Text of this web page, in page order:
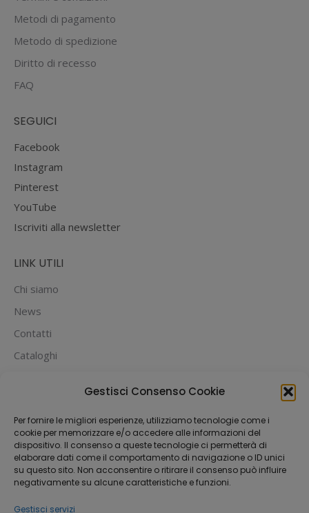
Gestisci Consenso Cookie
Per fornire le migliori esperienze, utilizziamo tecnologie come i
cookie per memorizzare e/o accedere alle informazioni del
dispositivo. Il consenso a queste tecnologie ci permetterà di
elaborare dati come il comportamento di navigazione o ID unici
su questo sito. Non acconsentire o ritirare il consenso può influire
negativamente su alcune caratteristiche e funzioni.
Gestisci servizi
Metodi di pagamento
Metodo di spedizione
Diritto di recesso
FAQ
SEGUICI
Facebook
Instagram
Pinterest
YouTube
Iscriviti alla newsletter
LINK UTILI
Chi siamo
News
Contatti
Cataloghi
PUOI PAGARE CON: